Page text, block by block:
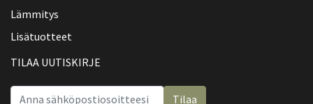
Lämmitys
Lisätuotteet
TILAA UUTISKIRJE
Tilaa